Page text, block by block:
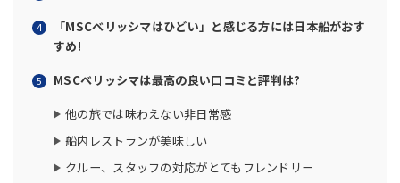
「MSCベリッシマはひどい」と感じる方には日本船がおす
すめ!
MSCベリッシマは最高の良い口コミと評判は?
他の旅では味わえない非日常感
船内レストランが美味しい
クルー、スタッフの対応がとてもフレンドリー